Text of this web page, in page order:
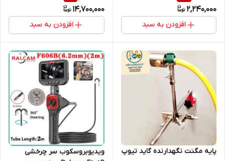
2,240,000
افزودن به سبد
14,700,000
افزودن به سبد
پایه مگنت نگهدارنده گاید تیوپ
ویدیوبروسکوب سر چرخشی